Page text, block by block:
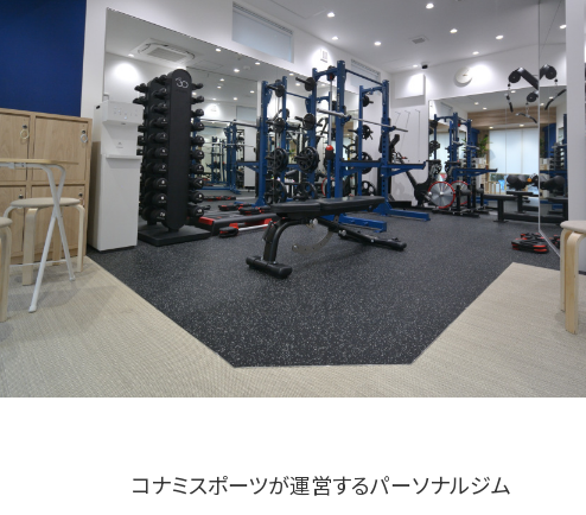
コナミスポーツが運営するパーソナルジム